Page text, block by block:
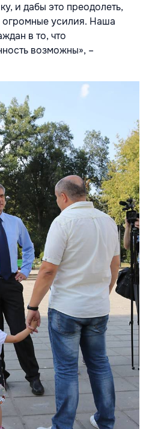
и дабы это преодолеть,
усилия. Наша
в то, что
возможны», –